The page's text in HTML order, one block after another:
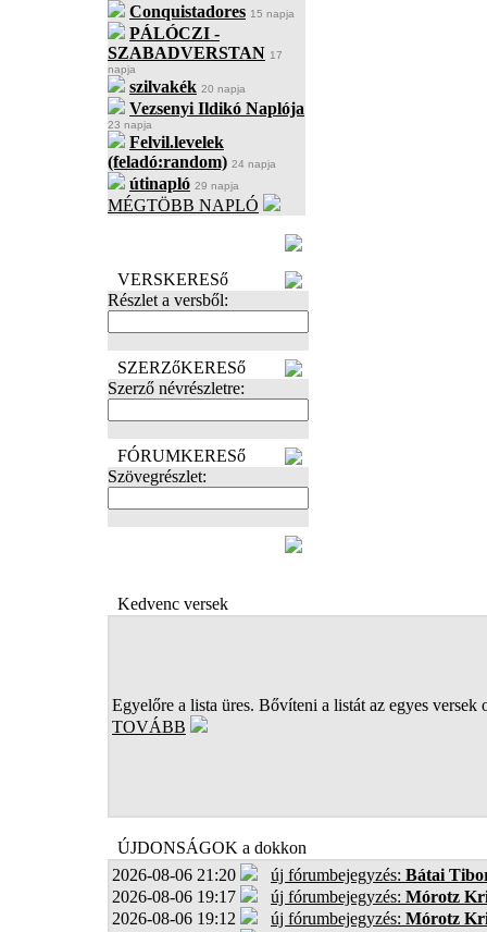
Conquistadores 15 napja
PÁLÓCZI -
SZABADVERSTAN 17
napja
szilvakék 20 napja
Vezsenyi Ildikó Naplója
23 napja
Felvil.levelek
(feladó:random) 24 napja
útinapló 29 napja
MÉGTÖBB NAPLÓ
VERSKERESő
Részlet a versből:
SZERZőKERESő
Szerző névrészletre:
FÓRUMKERESő
Szövegrészlet:
Kedvenc versek
Egyelőre a lista üres. Bővíteni a listát az egyes versek
TOVÁBB
ÚJDONSÁGOK a dokkon
2026-08-06 21:20
új fórumbejegyzés: Bátai
2026-08-06 19:17
új fórumbejegyzés: Mórotz
2026-08-06 19:12
új fórumbejegyzés: Mórotz